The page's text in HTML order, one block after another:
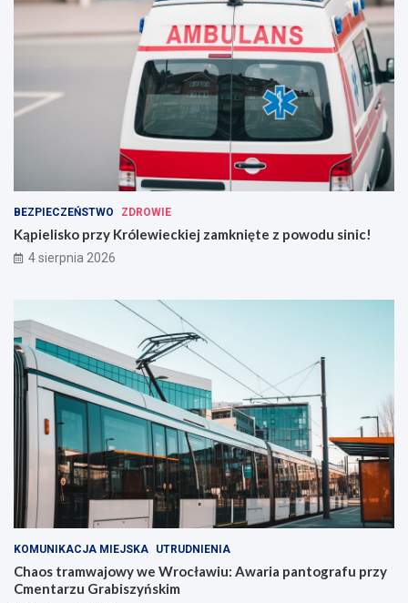
BEZPIECZEŃSTWO ZDROWIE
Kąpielisko przy Królewieckiej zamknięte z powodu sinic!
4 sierpnia 2026
KOMUNIKACJA MIEJSKA UTRUDNIENIA
Chaos tramwajowy we Wrocławiu: Awaria pantografu przy
Cmentarzu Grabiszyńskim